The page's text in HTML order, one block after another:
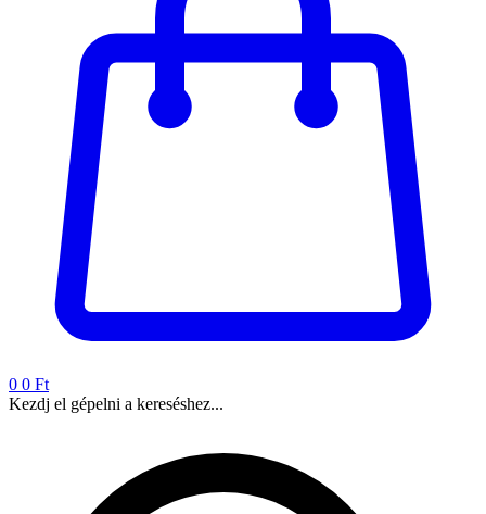
0 0 Ft
Kezdj el gépelni a kereséshez...